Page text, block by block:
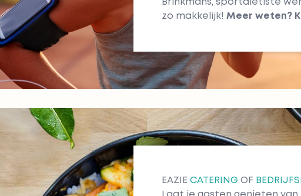
Brinkmans, sportdiëtiste
zo makkelijk! Meer weten?
EAZIE CATERING OF